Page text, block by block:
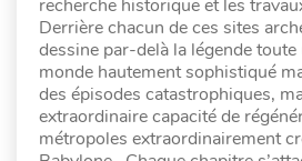
recherche historique et les
Derrière chacun de ces sites
dessine par-delà la légende toute
monde hautement sophistiqué
des épisodes catastrophiques,
extraordinaire capacité de
métropoles extraordinairement